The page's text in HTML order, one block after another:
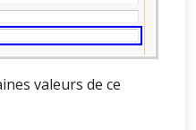
valeurs de ce